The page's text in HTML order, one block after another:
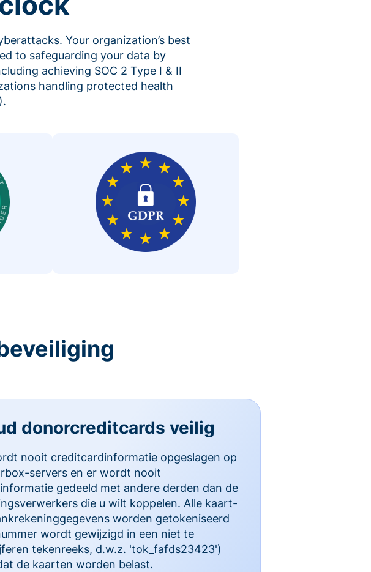
Your organization’s best
to safeguarding your data by
achieving SOC 2 Type I & II
handling protected health
donorcreditcards veilig
nooit creditcardinformatie opgeslagen op
servers en er wordt nooit
gedeeld met andere derden dan de
die u wilt koppelen. Alle kaart-
worden getokeniseerd
wordt gewijzigd in een niet te
tekenreeks, d.w.z. 'tok_fafds23423')
de kaarten worden belast.